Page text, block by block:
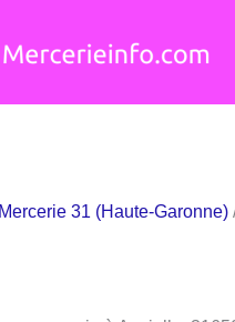
Mercerie 31 (Haute-Garonne)